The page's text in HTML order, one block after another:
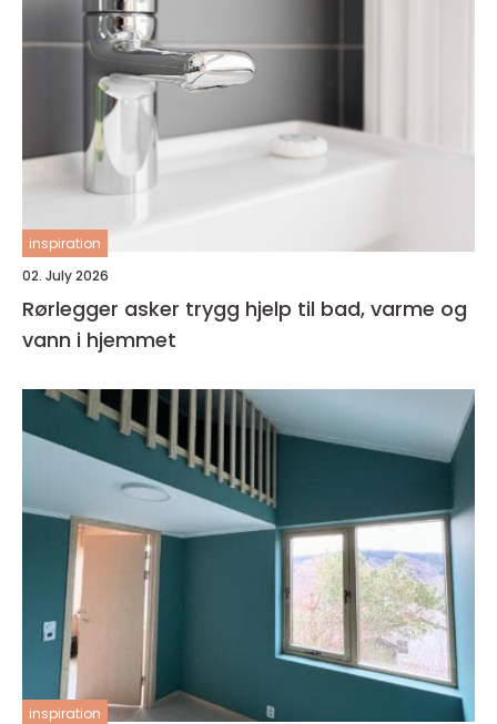
inspiration
02. July 2026
Rørlegger asker trygg hjelp til bad, varme og
vann i hjemmet
inspiration